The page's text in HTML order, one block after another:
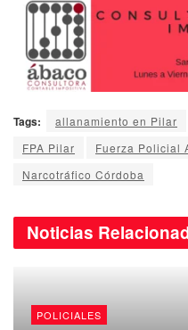
Tags: allanamiento en Pilar
FPA Pilar
Fuerza Policial
Narcotráfico Córdoba
Noticias
POLICIALES